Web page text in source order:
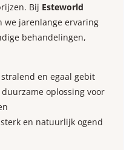
Bij Esteworld
we jarenlange ervaring
behandelingen,
en egaal gebit
duurzame oplossing voor
en natuurlijk ogend